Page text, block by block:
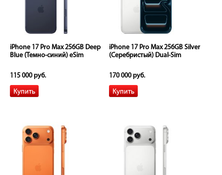
iPhone 17 Pro Max 256GB Deep
Blue (Темно-синий) eSim
115 000 руб.
iPhone 17 Pro Max 256GB Silver
(Серебристый) Dual-Sim
170 000 руб.